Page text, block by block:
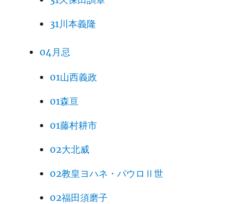
31川本義隆
04月忌
01山西義政
01森亘
01藤村耕市
02大北威
02教皇ヨハネ・パウロⅡ世
02福田須磨子